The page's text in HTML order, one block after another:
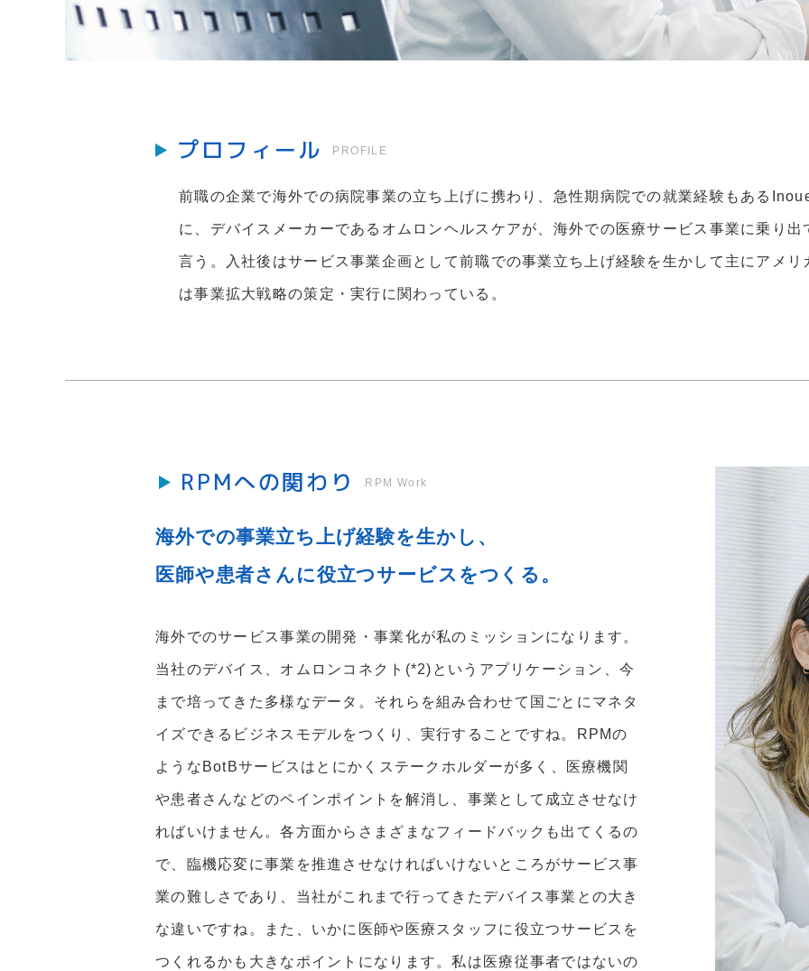
プロフィール PROFILE
前職の企業で海外での病院事業の立ち上げに携わり、急性期病院での就業経験もある
に、デバイスメーカーであるオムロンヘルスケアが、海外での医療サービス事業に乗り
言う。入社後はサービス事業企画として前職での事業立ち上げ経験を生かして主にアメ
は事業拡大戦略の策定・実行に関わっている。
RPMへの関わり RPM Work
海外での事業立ち上げ経験を生かし、
医師や患者さんに役立つサービスをつくる。
海外でのサービス事業の開発・事業化が私のミッションになります。
当社のデバイス、オムロンコネクト(*2)というアプリケーション、今
まで培ってきた多様なデータ。それらを組み合わせて国ごとにマネタ
イズできるビジネスモデルをつくり、実行することですね。RPMの
ようなBotBサービスはとにかくステークホルダーが多く、医療機関
や患者さんなどのペインポイントを解消し、事業として成立させなけ
ればいけません。各方面からさまざまなフィードバックも出てくるの
で、臨機応変に事業を推進させなければいけないところがサービス事
業の難しさであり、当社がこれまで行ってきたデバイス事業との大き
な違いですね。また、いかに医師や医療スタッフに役立つサービスを
つくれるかも大きなポイントになります。私は医療従事者ではないの